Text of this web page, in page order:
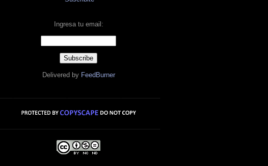
Ingresa tu email:
Delivered by FeedBurner